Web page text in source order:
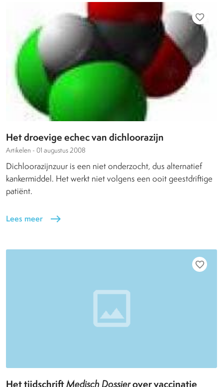
favorite_border
Het droevige echec van dichloorazijn
Artikelen - 01 augustus 2008
Dichloorazijnzuur is een niet onderzocht, dus alternatief
kankermiddel. Het werkt niet volgens een ooit geestdriftige
patiënt.
Lees meer east
favorite_border
Het tijdschriftMedisch Dossierover vaccinatie